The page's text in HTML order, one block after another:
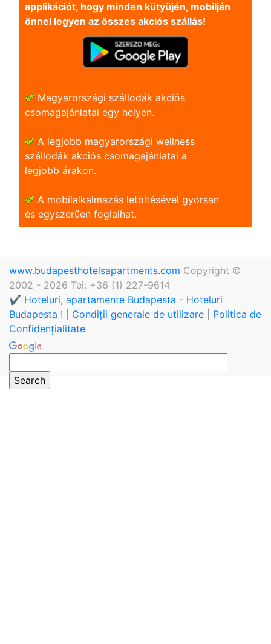
applikációt, hogy minden kütyüjén, mobilján
önnel legyen az összes akciós szállás!
Magyarországi szállodák akciós
csomagajánlatai egy helyen.
A legjobb magyarországi wellness
szállodák akciós csomagajánlatai a
legjobb árakon.
A mobilalkalmazás letöltésével gyorsan
és egyszerũen foglalhat.
www.budapesthotelsapartments.com Copyright ©
2002 - 2026 Tel: +36 (1) 227-9614
✔️ Hoteluri, apartamente Budapesta - Hoteluri
Budapesta !
Condiții generale de utilizare
Politica de
Confidențialitate